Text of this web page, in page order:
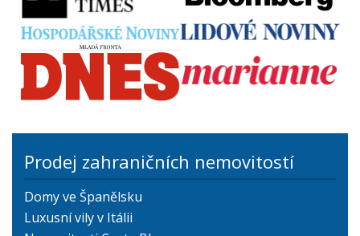
Prodej zahraničních nemovitostí
Domy ve Španělsku
Luxusní vily v Itálii